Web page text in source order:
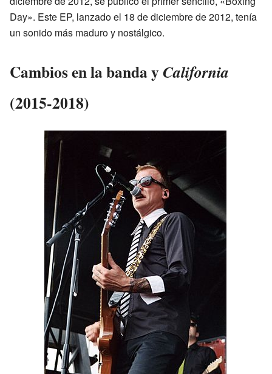
Day». Este EP, lanzado el 18 de diciembre de 2012, tenía
un sonido más maduro y nostálgico.
Cambios en la banda yCalifornia
(2015-2018)